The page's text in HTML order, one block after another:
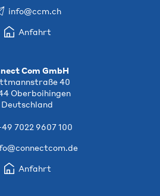
info@ccm.ch
Anfahrt
Com GmbH
40
Oberboihingen
Deutschland
7022 9607 100
Anfahrt